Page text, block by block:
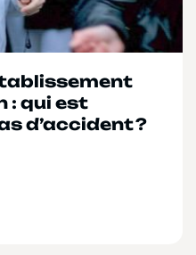
: qui est
d’accident ?